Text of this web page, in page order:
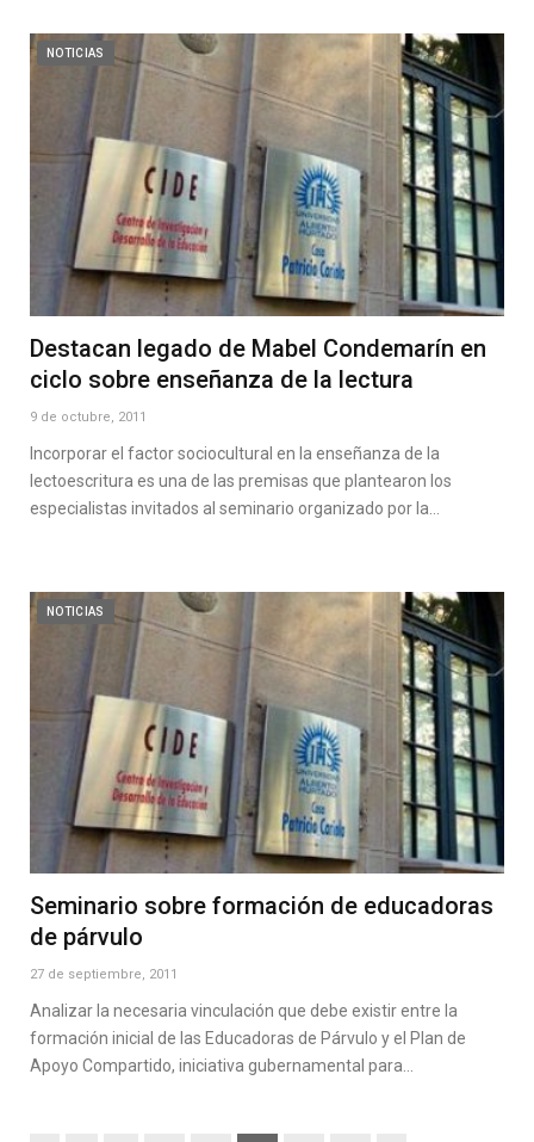
NOTICIAS
Destacan legado de Mabel Condemarín en
ciclo sobre enseñanza de la lectura
9 de octubre, 2011
Incorporar el factor sociocultural en la enseñanza de la
lectoescritura es una de las premisas que plantearon los
especialistas invitados al seminario organizado por la…
NOTICIAS
Seminario sobre formación de educadoras
de párvulo
27 de septiembre, 2011
Analizar la necesaria vinculación que debe existir entre la
formación inicial de las Educadoras de Párvulo y el Plan de
Apoyo Compartido, iniciativa gubernamental para…